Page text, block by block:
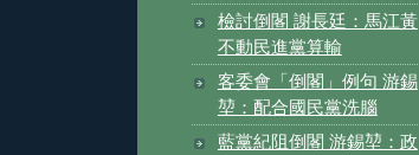
檢討倒閣 謝長廷：馬江黃
不動民進黨算輸
客委會「倒閣」例句 游錫
堃：配合國民黨洗腦
藍黨紀阻倒閣 游錫堃：政